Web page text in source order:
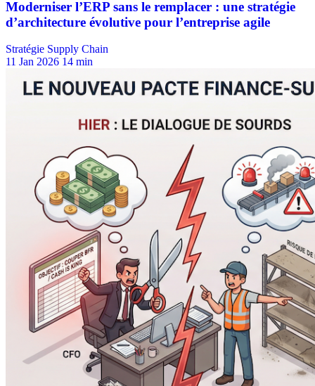
Stratégie Supply Chain
11 Jan 2026 14 min